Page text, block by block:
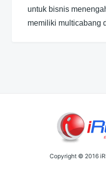
untuk bisnis
memiliki multicabang
Copyright © 2016